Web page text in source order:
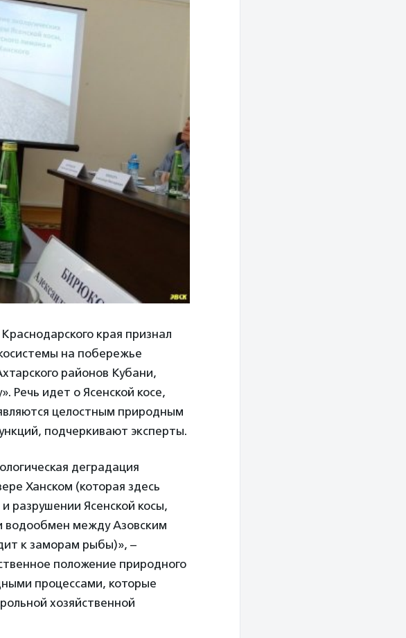
края признал
на побережье
районов Кубани,
Речь идет о Ясенской косе,
целостным природным
подчеркивают эксперты.
деградация
Ханском (которая здесь
разрушении Ясенской косы,
водообмен между Азовским
к заморам рыбы)», –
положение природного
процессами, которые
хозяйственной